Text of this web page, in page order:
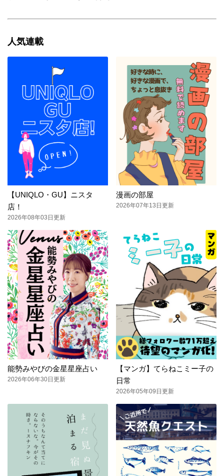
人気連載
【UNIQLO・GU】ニスタ
店！
2026年08年03日更新
漫画の部屋
2026年07年13日更新
能勢みやびの金星星座占い
2026年06年30日更新
【マンガ】てらねこミー子の
日常
2026年05年09日更新